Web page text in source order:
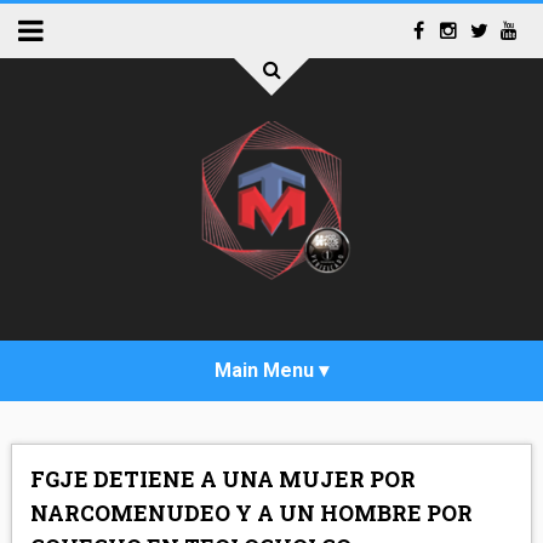
FGJE DETIENE A UNA MUJER POR
NARCOMENUDEO Y A UN HOMBRE POR